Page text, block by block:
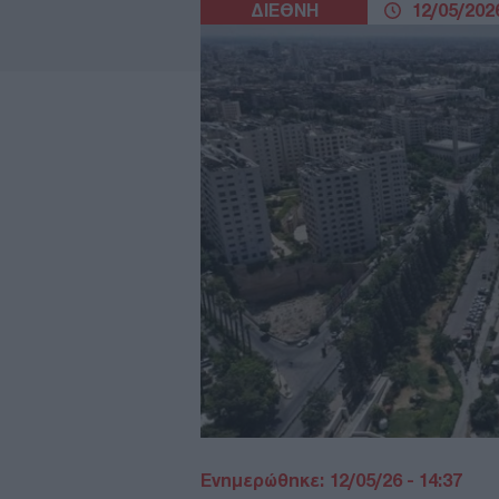
ΔΙΕΘΝΗ 12/05/
Ενημερώθηκε: 12/05/26 - 14:37